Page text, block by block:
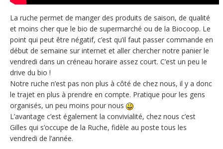
La ruche permet de manger des produits de saison, de qualité
et moins cher que le bio de supermarché ou de la Biocoop. Le
point qui peut être négatif, c’est qu’il faut passer commande en
début de semaine sur internet et aller chercher notre panier le
vendredi dans un créneau horaire assez court. C’est un peu le
drive du bio !
Notre ruche n’est pas non plus à côté de chez nous, il y a donc
le trajet en plus à prendre en compte. Pratique pour les gens
organisés, un peu moins pour nous
L’avantage c’est également la convivialité, chez nous c’est
Gilles qui s’occupe de la Ruche, fidèle au poste tous les
vendredi de l’année.